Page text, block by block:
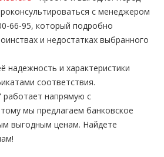
с менеджером
66-95, который подробно
и недостатках выбранного
надежность и характеристики
соответствия.
напрямую с
мы предлагаем банковское
выгодным ценам. Найдете